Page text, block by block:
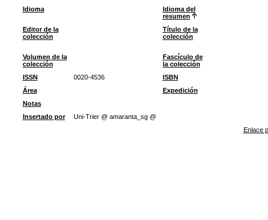
Idioma
Idioma del
resumen
Editor de la
colección
Título de la
colección
Volumen de la
colección
Fascículo de
la colección
ISSN
0020-4536
ISBN
Área
Expedición
Notas
Insertado por
Uni-Trier @ amaranta_sg @
Enlace